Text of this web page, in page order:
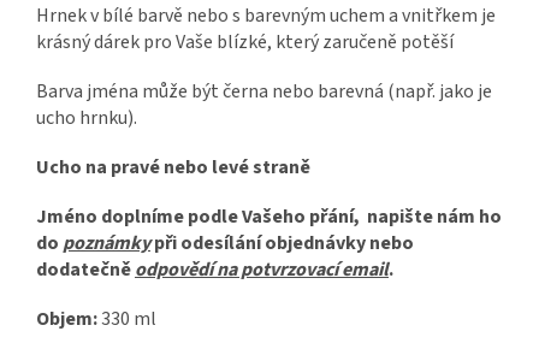
Hrnek v bílé barvě nebo s barevným uchem a vnitřkem je
krásný dárek pro Vaše blízké, který zaručeně potěší
Barva jména může být černa nebo barevná (např. jako je
ucho hrnku).
Ucho na pravé nebo levé straně
Jméno doplníme podle Vašeho přání, napište nám ho
do poznámkypři odesílání objednávky nebo
dodatečněodpovědí na potvrzovací email.
Objem:330 ml